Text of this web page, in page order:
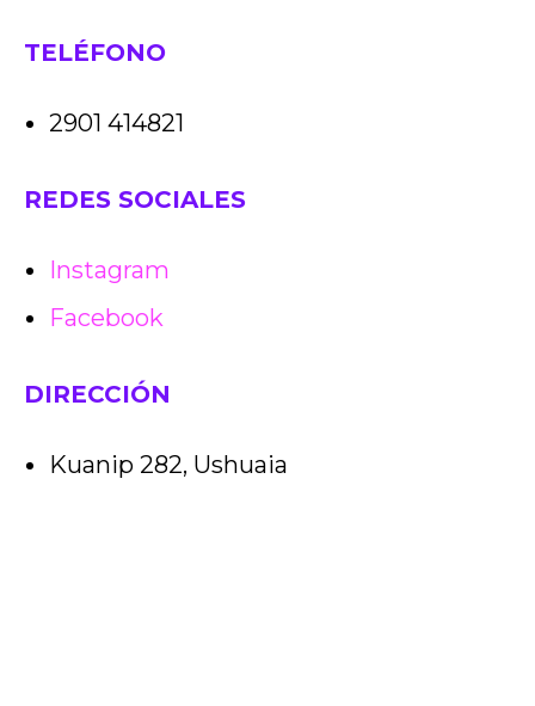
TELÉFONO
2901 414821
REDES SOCIALES
Instagram
Facebook
DIRECCIÓN
Kuanip 282, Ushuaia